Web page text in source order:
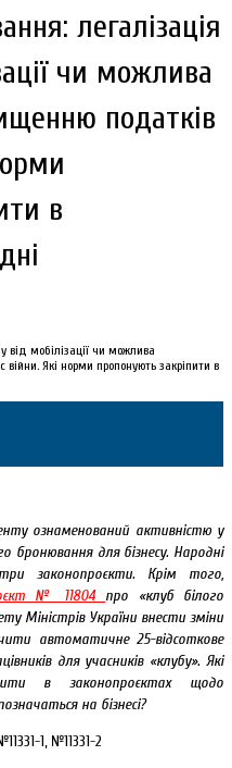
легалізація
чи можлива
податків
в
ознаменований активністю у
бронювання для бізнесу. Народні
законопроєкти. Крім того,
№ 11804 про «клуб білого
Міністрів України внести зміни
автоматичне 25-відсоткове
для учасників «клубу». Які
в законопроєктах щодо
на бізнесі?
1, №11331-2